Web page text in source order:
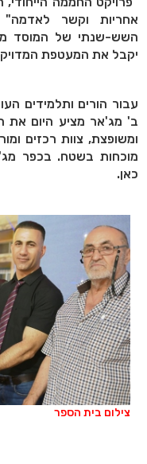
אחריות וקשר
השש-שנתי של המוסד
יקבל את המעטפת
עבור הורים ותלמידים
ב' מג'אר מציע היום את
ומשופצת, צוות רכזים
מוכחות בשטח. בכפר
כאן.
צילום בית הספר